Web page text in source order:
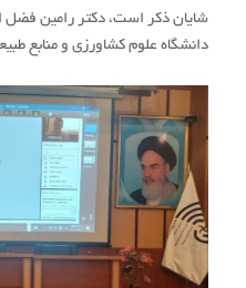
شایان ذکر است، دکتر رامین فضل
دانشگاه علوم کشاورزی و منابع